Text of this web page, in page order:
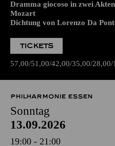
Dramma giocoso in zwei
Mozart
Dichtung von Lorenzo Da
TICKETS
57,00 51,00 42,00 35,00 28,00
PHILHARMONIE ESSEN
Sonntag
13.09.2026
19:00 - 21:00